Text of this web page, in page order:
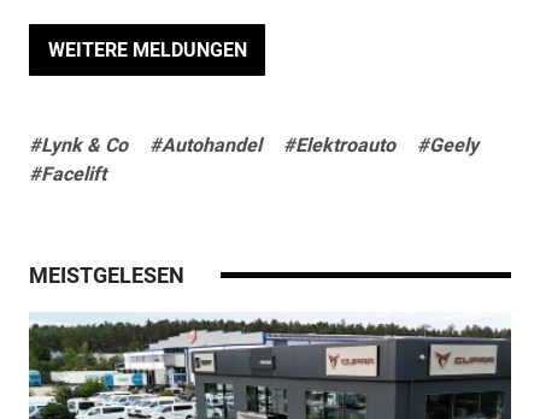
WEITERE MELDUNGEN
#Lynk & Co #Autohandel #Elektroauto
#Geely
#Facelift
MEISTGELESEN